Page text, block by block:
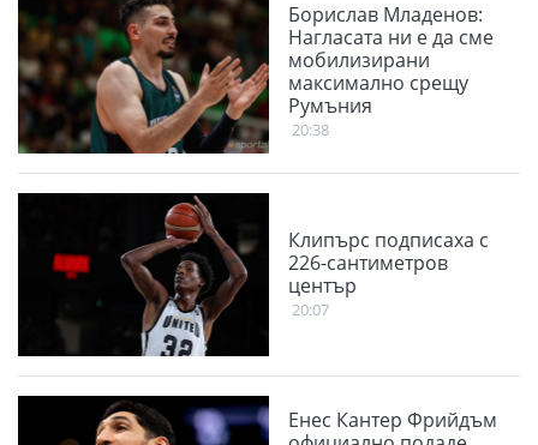
Борислав Младенов:
Нагласата ни е да сме
мобилизирани
максимално срещу
Румъния
20:38
Клипърс подписаха с
226-сантиметров
център
20:07
Енес Кантер Фрийдъм